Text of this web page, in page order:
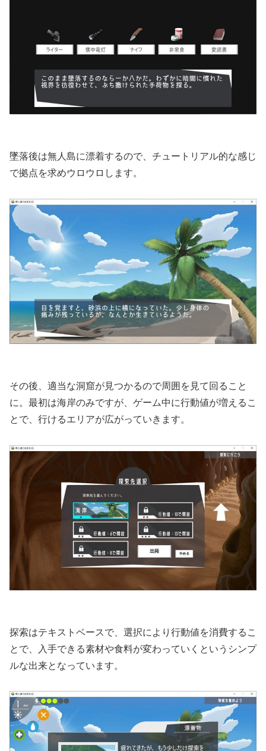
墜落後は無人島に漂着するので、チュートリアル的な感じ
で拠点を求めウロウロします。
その後、適当な洞窟が見つかるので周囲を見て回ること
に。最初は海岸のみですが、ゲーム中に行動値が増えるこ
とで、行けるエリアが広がっていきます。
探索はテキストベースで、選択により行動値を消費するこ
とで、入手できる素材や食料が変わっていくというシンプ
ルな出来となっています。